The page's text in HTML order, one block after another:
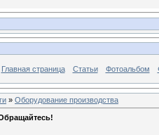
Главная страница Статьи Фотоальбом
» Оборудование производства